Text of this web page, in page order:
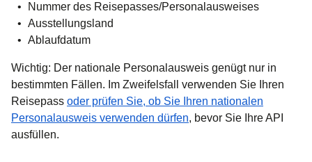
Nummer des Reisepasses/Personalausweises
Ausstellungsland
Ablaufdatum
Wichtig: Der nationale Personalausweis genügt nur in
bestimmten Fällen. Im Zweifelsfall verwenden Sie Ihren
Reisepass oder prüfen Sie, ob Sie Ihren nationalen
Personalausweis verwenden dürfen, bevor Sie Ihre API
ausfüllen.